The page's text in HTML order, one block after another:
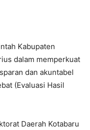
Kabupaten
dalam memperkuat
dan akuntabel
(Evaluasi Hasil
Daerah Kotabaru